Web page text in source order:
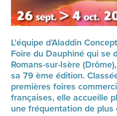
L’équipe d’Aladdin
Foire du Dauphiné qui se
Romans-sur-Isère
sa 79 ème édition.
premières foires
françaises, elle accueille
une fréquentation de